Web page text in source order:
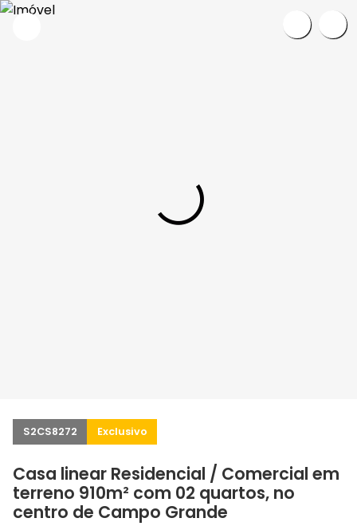
S2CS8272 Exclusivo
Casa linear Residencial / Comercial em
terreno 910m² com 02 quartos, no
centro de Campo Grande